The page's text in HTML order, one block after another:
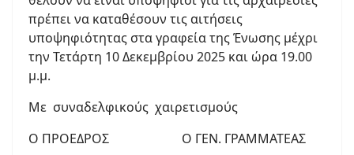
πρέπει να καταθέσουν τις αιτήσεις
υποψηφιότητας στα γραφεία της Ένωσης μέχρι
την Τετάρτη 10 Δεκεμβρίου 2025 και ώρα 19.00
μ.μ.
Με συναδελφικούς χαιρετισμούς
Ο ΠΡΟΕΔΡΟΣ Ο ΓΕΝ. ΓΡΑΜΜΑΤΕΑΣ